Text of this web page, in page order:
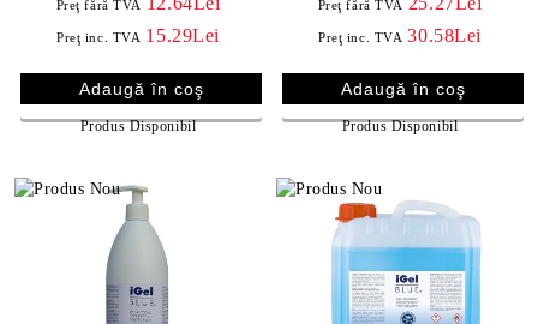
Preţ fără TVA
Preţ inc. TVA 15.29Lei
Produs Disponibil
Preţ fără TVA
Preţ inc. TVA 30.58Lei
Produs Disponibil